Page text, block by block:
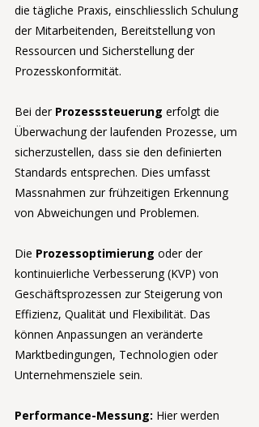
die tägliche Praxis, einschliesslich Schulung
der Mitarbeitenden, Bereitstellung von
Ressourcen und Sicherstellung der
Prozesskonformität.
Bei der Prozesssteuerung erfolgt die
Überwachung der laufenden Prozesse, um
sicherzustellen, dass sie den definierten
Standards entsprechen. Dies umfasst
Massnahmen zur frühzeitigen Erkennung
von Abweichungen und Problemen.
Die Prozessoptimierung oder der
kontinuierliche Verbesserung (KVP) von
Geschäftsprozessen zur Steigerung von
Effizienz, Qualität und Flexibilität. Das
können Anpassungen an veränderte
Marktbedingungen, Technologien oder
Unternehmensziele sein.
Performance-Messung: Hier werden